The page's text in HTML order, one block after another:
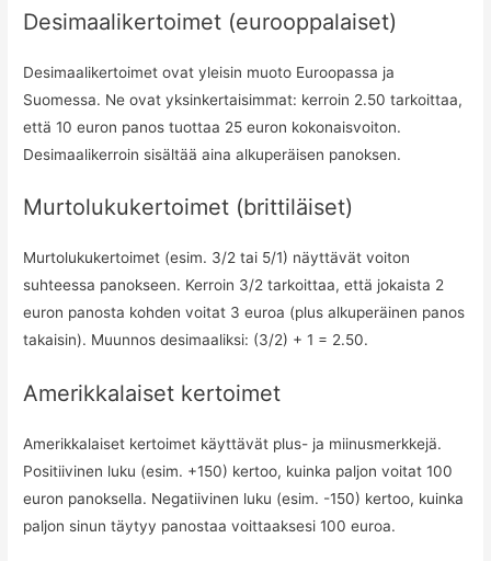
Desimaalikertoimet (eurooppalaiset)
Desimaalikertoimet ovat yleisin muoto Euroopassa ja
Suomessa. Ne ovat yksinkertaisimmat: kerroin 2.50 tarkoittaa,
että 10 euron panos tuottaa 25 euron kokonaisvoiton.
Desimaalikerroin sisältää aina alkuperäisen panoksen.
Murtolukukertoimet (brittiläiset)
Murtolukukertoimet (esim. 3/2 tai 5/1) näyttävät voiton
suhteessa panokseen. Kerroin 3/2 tarkoittaa, että jokaista 2
euron panosta kohden voitat 3 euroa (plus alkuperäinen panos
takaisin). Muunnos desimaaliksi: (3/2) + 1 = 2.50.
Amerikkalaiset kertoimet
Amerikkalaiset kertoimet käyttävät plus- ja miinusmerkkejä.
Positiivinen luku (esim. +150) kertoo, kuinka paljon voitat 100
euron panoksella. Negatiivinen luku (esim. -150) kertoo, kuinka
paljon sinun täytyy panostaa voittaaksesi 100 euroa.